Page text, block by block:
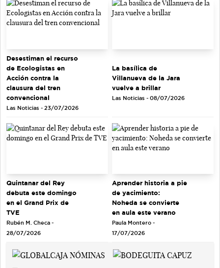
Desestiman el recurso
de Ecologistas en
Acción contra la
clausura del tren
convencional
Las Noticias - 23/07/2026
La basílica de
Villanueva de la Jara
vuelve a brillar
Las Noticias - 08/07/2026
Quintanar del Rey
debuta este domingo
en el Grand Prix de
TVE
Rubén M. Checa -
28/07/2026
Aprender historia a pie
de yacimiento:
Noheda se convierte
en aula este verano
Paula Montero -
17/07/2026